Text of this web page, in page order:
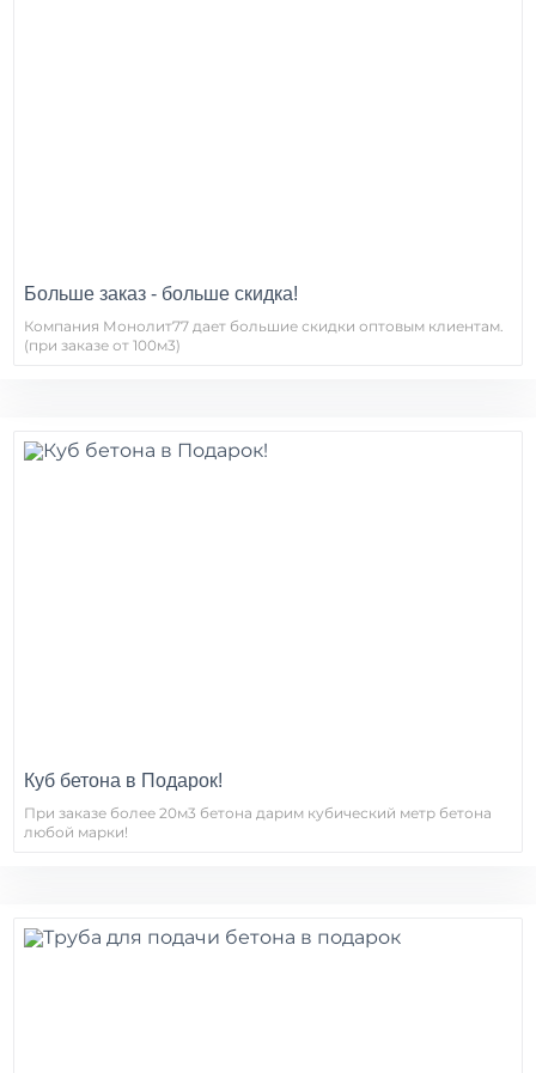
Больше заказ - больше скидка!
Компания Монолит77 дает большие скидки оптовым клиентам.
(при заказе от 100м3)
Куб бетона в Подарок!
При заказе более 20м3 бетона дарим кубический метр бетона
любой марки!